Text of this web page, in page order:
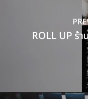
ROLL UP ร้า